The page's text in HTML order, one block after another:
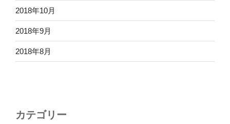
2018年10月
2018年9月
2018年8月
カテゴリー